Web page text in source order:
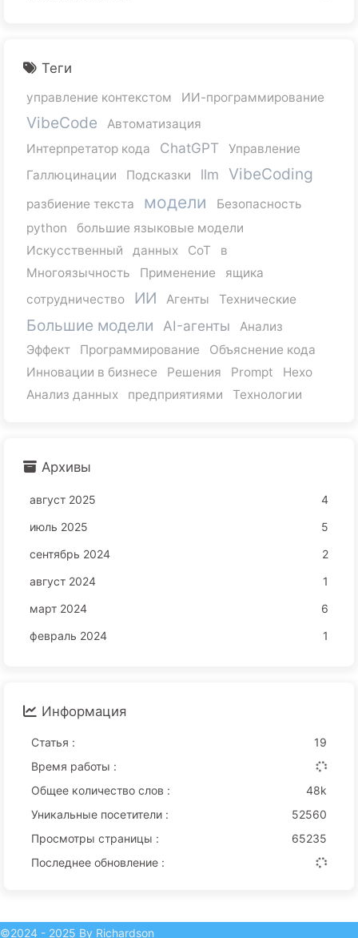
Теги
управление контекстом ИИ-программирование
VibeCode
Автоматизация
Интерпретатор кода
ChatGPT
Управление
Галлюцинации
Подсказки llm VibeCoding
разбиение текста модели
Безопасность
python
большие языковые модели
Искусственный
данных CoT
в
Многоязычность
Применение
ящика
сотрудничество
ИИ Агенты Технические
Большие модели AI-агенты
Анализ
Эффект
Программирование
Объяснение кода
Инновации в бизнесе
Решения Prompt
Hexo
Анализ данных
предприятиями Технологии
Архивы
август 2025
4
июль 2025
5
сентябрь 2024
2
август 2024
1
март 2024
6
февраль 2024
1
Информация
Статья :
19
Время работы :
Общее количество слов :
48k
Уникальные посетители :
52560
Просмотры страницы :
65235
Последнее обновление :
©2024 - 2025 By Richardson